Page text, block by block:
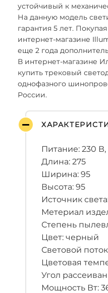
устойчивый к
На данную модель
гарантия 5 лет.
интернет-магазине
еще 2 года
В интернет-магазине
купить трековый
однофазного
России.
Питание: 230 В,
Длина: 275
Ширина: 95
Высота: 95
Источник
Метериал
Степень
Цвет: черный
Световой
Цветовая
Угол
Мощность Вт: